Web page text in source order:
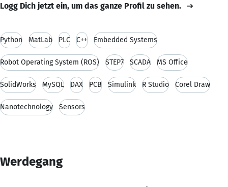
Logg Dich jetzt ein, um das ganze Profil zu sehen.
Python MatLab PLC C++ Embedded Systems
Robot Operating System (ROS) STEP7 SCADA MS Office
SolidWorks MySQL DAX PCB Simulink R Studio Corel Draw
Nanotechnology Sensors
Werdegang